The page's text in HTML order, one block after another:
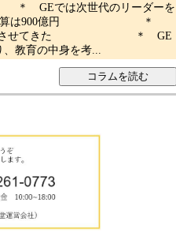
GEでは次世代のリーダーを
予算は900億円 ＊
を変化させてきた ＊ GE
教育の中身を考...